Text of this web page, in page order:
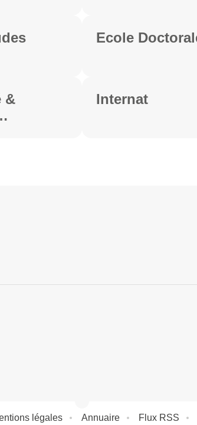
Ecole
&
Internat
légales Annuaire Flux RSS